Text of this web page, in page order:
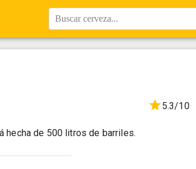
Buscar cerveza...
5.3/10
hecha de 500 litros de barriles.